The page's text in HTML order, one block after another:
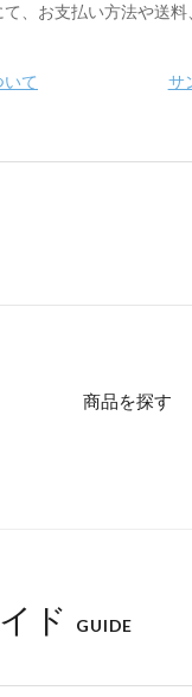
て、お支払い方法や送
て サ
商品を探す
ド GUIDE